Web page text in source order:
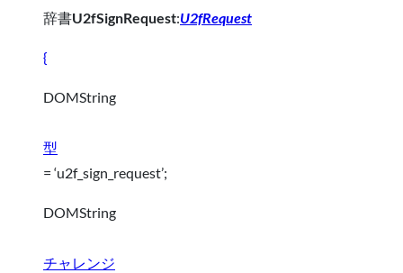
辞書U2fSignRequest:U2fRequest
{
DOMString
型
= ‘u2f_sign_request’;
DOMString
チャレンジ